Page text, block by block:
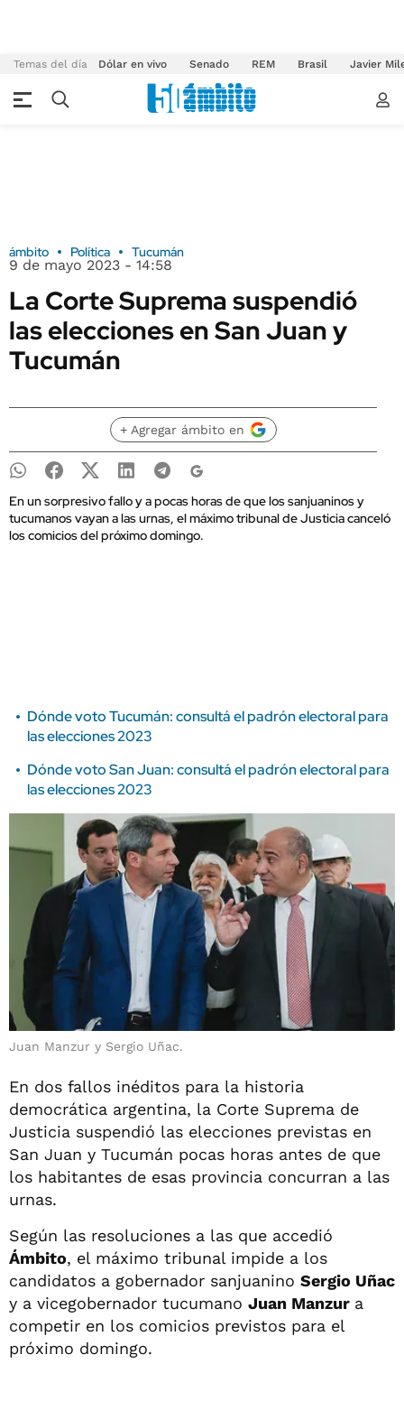
Temas del día Dólar en vivo Senado REM Brasil Javier
ámbito Política Tucumán
9 de mayo 2023 - 14:58
La Corte Suprema suspendió
las elecciones en San Juan y
Tucumán
+ Agregar ámbito en
En un sorpresivo fallo y a pocas horas de que los sanjuaninos y
tucumanos vayan a las urnas, el máximo tribunal de Justicia canceló
los comicios del próximo domingo.
Dónde voto Tucumán: consultá el padrón electoral para
las elecciones 2023
Dónde voto San Juan: consultá el padrón electoral para
las elecciones 2023
Juan Manzur y Sergio Uñac.
En dos fallos inéditos para la historia
democrática argentina, la Corte Suprema de
Justicia suspendió las elecciones previstas en
San Juan y Tucumán pocas horas antes de que
los habitantes de esas provincia concurran a las
urnas.
Según las resoluciones a las que accedió
Ámbito, el máximo tribunal impide a los
candidatos a gobernador sanjuanino Sergio Uñac
y a vicegobernador tucumano Juan Manzur a
competir en los comicios previstos para el
próximo domingo.